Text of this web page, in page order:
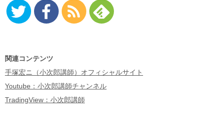
関連コンテンツ
手塚宏ニ（小次郎講師）オフィシャルサイト
Youtube：小次郎講師チャンネル
TradingView：小次郎講師